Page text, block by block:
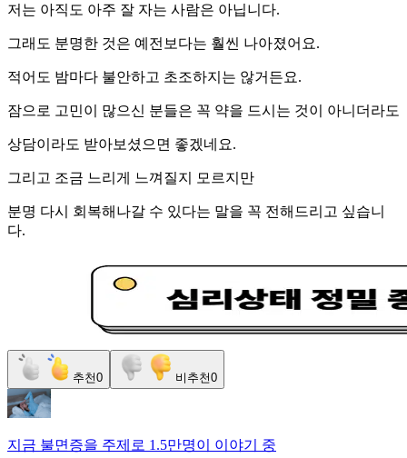
저는 아직도 아주 잘 자는 사람은 아닙니다.
그래도 분명한 것은 예전보다는 훨씬 나아졌어요.
적어도 밤마다 불안하고 초조하지는 않거든요.
잠으로 고민이 많으신 분들은 꼭 약을 드시는 것이 아니더라도
상담이라도 받아보셨으면 좋겠네요.
그리고 조금 느리게 느껴질지 모르지만
분명 다시 회복해나갈 수 있다는 말을 꼭 전해드리고 싶습니
다.
추천0 비추천0
지금 불면증을 주제로 1.5만명이 이야기 중